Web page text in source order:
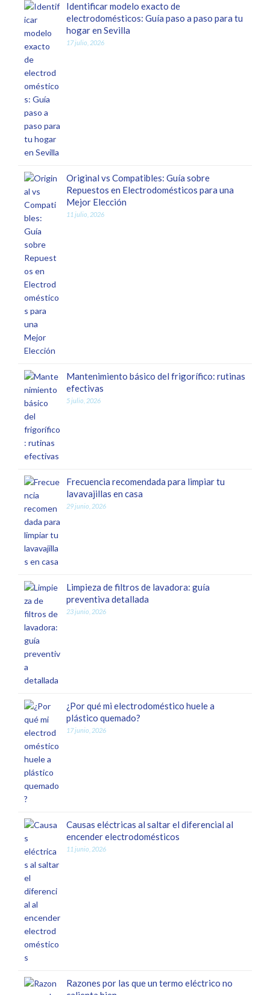
Identificar modelo exacto de
electrodomésticos: Guía paso a paso para tu
hogar en Sevilla
17 julio, 2026
Original vs Compatibles: Guía sobre
Repuestos en Electrodomésticos para una
Mejor Elección
11 julio, 2026
Mantenimiento básico del frigorífico: rutinas
efectivas
5 julio, 2026
Frecuencia recomendada para limpiar tu
lavavajillas en casa
29 junio, 2026
Limpieza de filtros de lavadora: guía
preventiva detallada
23 junio, 2026
¿Por qué mi electrodoméstico huele a
plástico quemado?
17 junio, 2026
Causas eléctricas al saltar el diferencial al
encender electrodomésticos
11 junio, 2026
Razones por las que un termo eléctrico no